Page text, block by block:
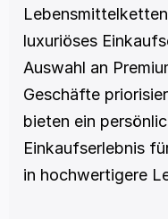
luxuriöses
Auswahl an
Geschäfte
bieten ein
Einkaufserlebnis
in hochwertigere